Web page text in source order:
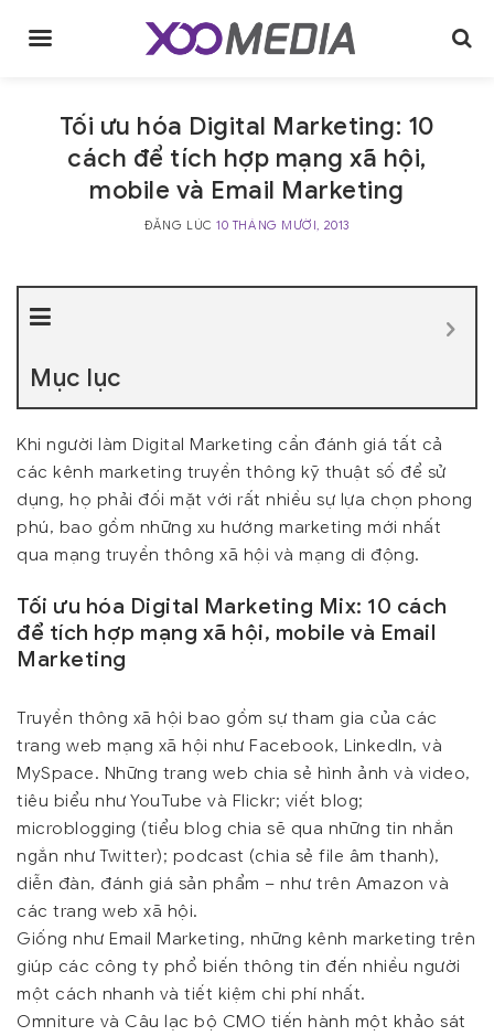
Tối ưu hóa Digital Marketing: 10
cách để tích hợp mạng xã hội,
mobile và Email Marketing
ĐĂNG LÚC10 THÁNG MƯỜI, 2013
Mục lục
Khi người làm Digital Marketing cần đánh giá tất cả
các kênh marketing truyền thông kỹ thuật số để sử
dụng, họ phải đối mặt với rất nhiều sự lựa chọn phong
phú, bao gồm những xu hướng marketing mới nhất
qua mạng truyền thông xã hội và mạng di động.
Tối ưu hóa Digital Marketing Mix: 10 cách
để tích hợp mạng xã hội, mobile và Email
Marketing
Truyền thông xã hội bao gồm sự tham gia của các
trang web mạng xã hội như Facebook, LinkedIn, và
MySpace. Những trang web chia sẻ hình ảnh và video,
tiêu biểu như YouTube và Flickr; viết blog;
microblogging (tiểu blog chia sẽ qua những tin nhắn
ngắn như Twitter); podcast (chia sẻ file âm thanh),
diễn đàn, đánh giá sản phẩm – như trên Amazon và
các trang web xã hội.
Giống như Email Marketing, những kênh marketing trên
giúp các công ty phổ biến thông tin đến nhiều người
một cách nhanh và tiết kiệm chi phí nhất.
Omniture và Câu lạc bộ CMO tiến hành một khảo sát